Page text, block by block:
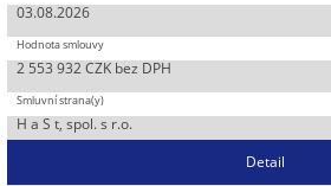
03.08.2026
2 553 932 CZK bez DPH
H a S t, spol. s r.o.
Detail